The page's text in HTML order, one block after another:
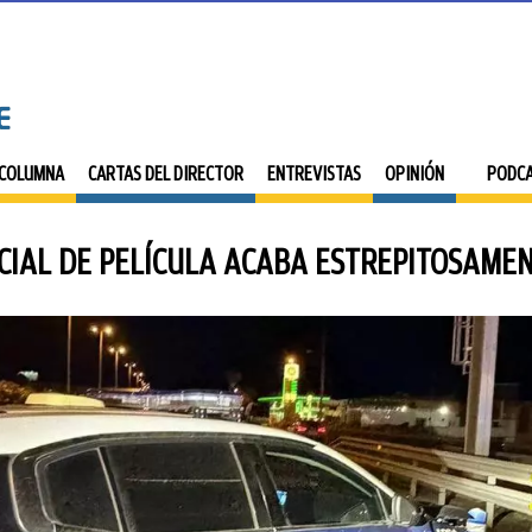
CARTAS DEL DIRECTOR ENTREVISTAS OPINIÓN
DE PELÍCULA ACABA